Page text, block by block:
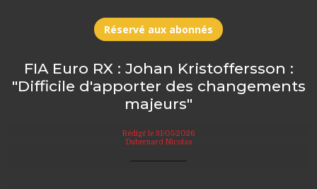
Réservé aux abonnés
FIA Euro RX : Johan Kristoffersson :
"Difficile d'apporter des changements
majeurs"
Rédigé le 31/05/2026
Dubernard Nicolas